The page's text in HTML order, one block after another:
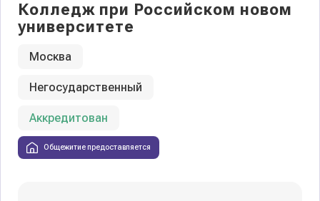
Колледж при Российском новом
университете
Москва
Негосударственный
Аккредитован
Общежитие предоставляется